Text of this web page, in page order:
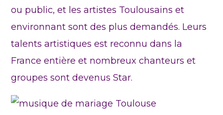
ou public, et les artistes Toulousains et
environnant sont des plus demandés. Leurs
talents artistiques est reconnu dans la
France entière et nombreux chanteurs et
groupes sont devenus Star.